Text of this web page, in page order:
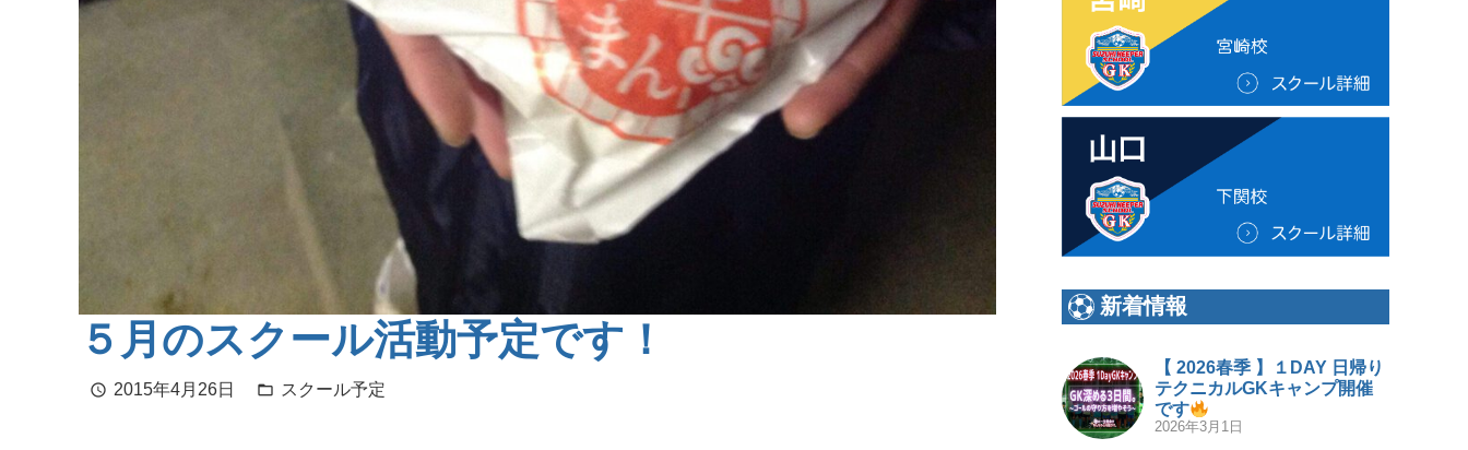
５月のスクール活動予定です！
schedule 2015年4月26日 folder_open スクール予定
新着情報
【 2026春季 】１DAY 日帰り
テクニカルGKキャンプ開催
です
2026年3月1日